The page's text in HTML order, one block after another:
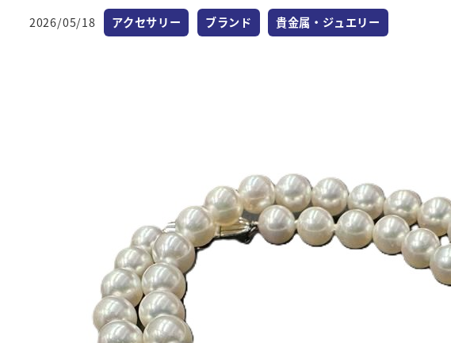
投稿日
2026/05/18 カテゴリー
アクセサリー カテゴリー
ブランド カテゴリー
貴金属・ジュエリー